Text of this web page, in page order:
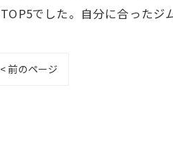
でした。自分に合ったジ
< 前のページ